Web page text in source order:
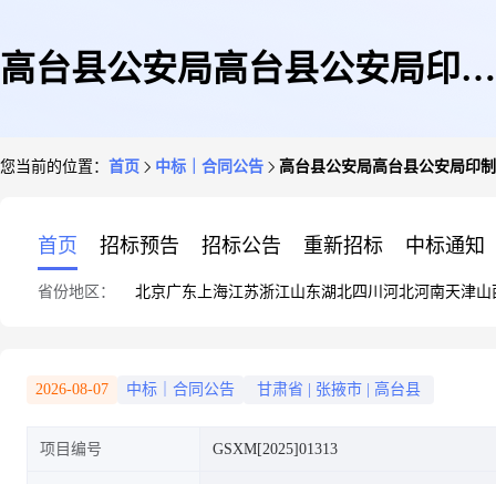
高台县公安局高台县公安局印制
您当前的位置： 首页 中标｜合同公告 高台县公安局高台县公安局印
首页 招标预告 招标公告 重新招标 中标通知
省份地区： 北京广东 上海江苏浙江山东湖北四川 河北河南天津山
2026-08-07 中标｜合同公告 甘肃省 张掖市 高台县
项目编号 GSXM[2025]01313